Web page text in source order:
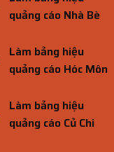
quảng cáo Nhà Bè
Làm bảng hiệu
quảng cáo Hóc Môn
Làm bảng hiệu
quảng cáo Củ Chi